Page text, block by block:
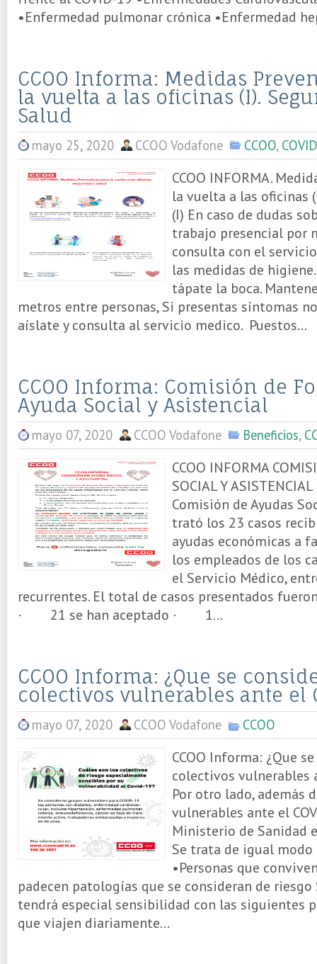
•Enfermedad pulmonar crónica •Enfermedad
CCOO Informa: Medidas
la vuelta a las oficinas (I).
Salud
mayo 25, 2020 CCOO Vodafone CCOO, COVID
CCOO INFORMA.
la vuelta a las oficinas
(I) En caso de dudas
trabajo presencial por
consulta con el
las medidas de
tápate la boca.
metros entre personas, Si presentas síntomas
aíslate y consulta al servicio medico. Puestos...
CCOO Informa: Comisión de
Ayuda Social y Asistencial
mayo 07, 2020 CCOO Vodafone Beneficios,
CCOO INFORMA
SOCIAL Y
Comisión de Ayudas
trató los 23 casos
ayudas económicas a
los empleados de los
el Servicio Médico,
recurrentes. El total de casos presentados
· 21 se han aceptado · 1...
CCOO Informa: ¿Que se
colectivos vulnerables ante el
mayo 07, 2020 CCOO Vodafone CCOO
CCOO Informa: ¿Que
colectivos vulnerables
Por otro lado, además
vulnerables ante el
Ministerio de Sanidad
Se trata de igual modo
•Personas que
padecen patologías que se consideran de
tendrá especial sensibilidad con las siguientes
que viajen diariamente...